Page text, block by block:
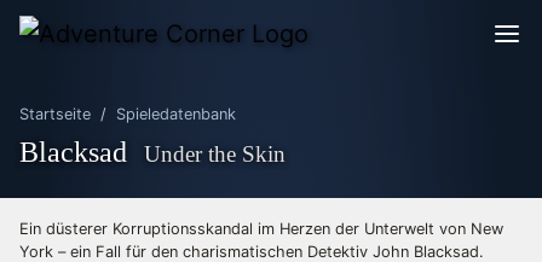
Startseite Spieledatenbank
Blacksad Under the Skin
Ein düsterer Korruptionsskandal im Herzen der Unterwelt von New
York – ein Fall für den charismatischen Detektiv John Blacksad.